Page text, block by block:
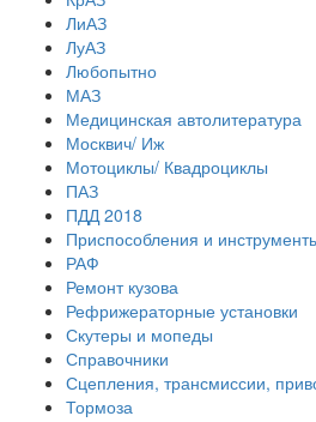
ЛиАЗ
ЛуАЗ
Любопытно
МАЗ
Медицинская автолитература
Москвич/ Иж
Мотоциклы/ Квадроциклы
ПАЗ
ПДД 2018
Приспособления и
РАФ
Ремонт кузова
Рефрижераторные установки
Скутеры и мопеды
Справочники
Сцепления, трансмиссии,
Тормоза